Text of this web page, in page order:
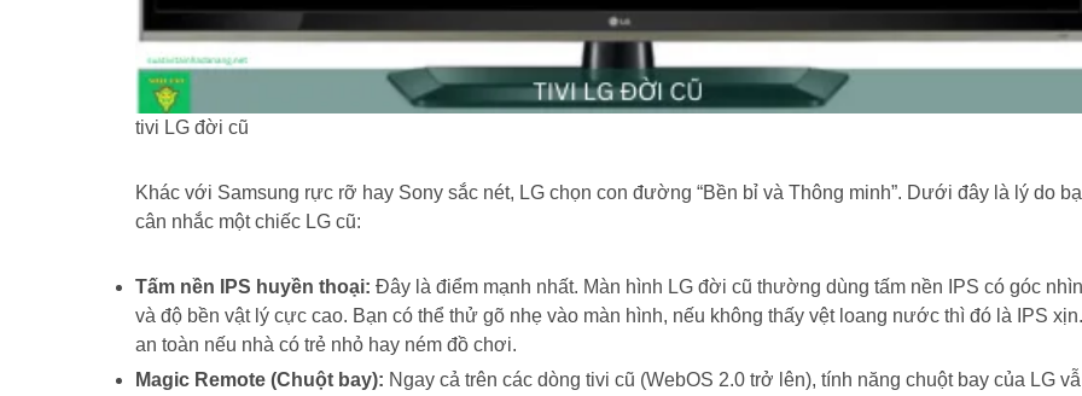
tivi LG đời cũ
Khác với Samsung rực rỡ hay Sony sắc nét, LG chọn con đường “Bền bỉ và Thông minh”. Dưới đây là lý do
cân nhắc một chiếc LG cũ:
Tấm nền IPS huyền thoại: Đây là điểm mạnh nhất. Màn hình LG đời cũ thường dùng tấm nền IPS có góc
và độ bền vật lý cực cao. Bạn có thể thử gõ nhẹ vào màn hình, nếu không thấy vệt loang nước thì đó là IPS
an toàn nếu nhà có trẻ nhỏ hay ném đồ chơi.
Magic Remote (Chuột bay): Ngay cả trên các dòng tivi cũ (WebOS 2.0 trở lên), tính năng chuột bay của LG